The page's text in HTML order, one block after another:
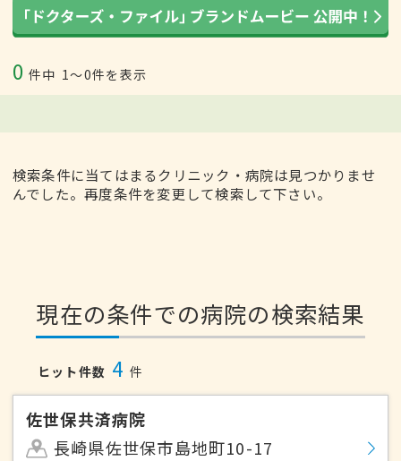
0 件中 1〜0件を表示
検索条件に当てはまるクリニック・病院は見つかりませ
んでした。再度条件を変更して検索して下さい。
現在の条件での病院の検索結果
ヒット件数 4 件
佐世保共済病院
長崎県佐世保市島地町10-17